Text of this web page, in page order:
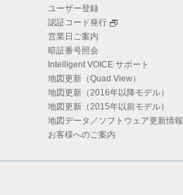
ユーザー登録
認証コード発行
営業日ご案内
暗証番号照会
Intelligent VOICE サポート
地図更新（Quad View）
地図更新（2016年以降モデル）
地図更新（2015年以前モデル）
地図データ／ソフトウェア更新情報
お客様へのご案内